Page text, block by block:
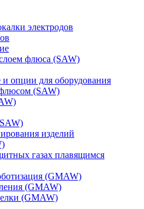
электродов
флюса (SAW)
опции для оборудования
(SAW)
изделий
газах плавящимся
(GMAW)
(GMAW)
(GMAW)